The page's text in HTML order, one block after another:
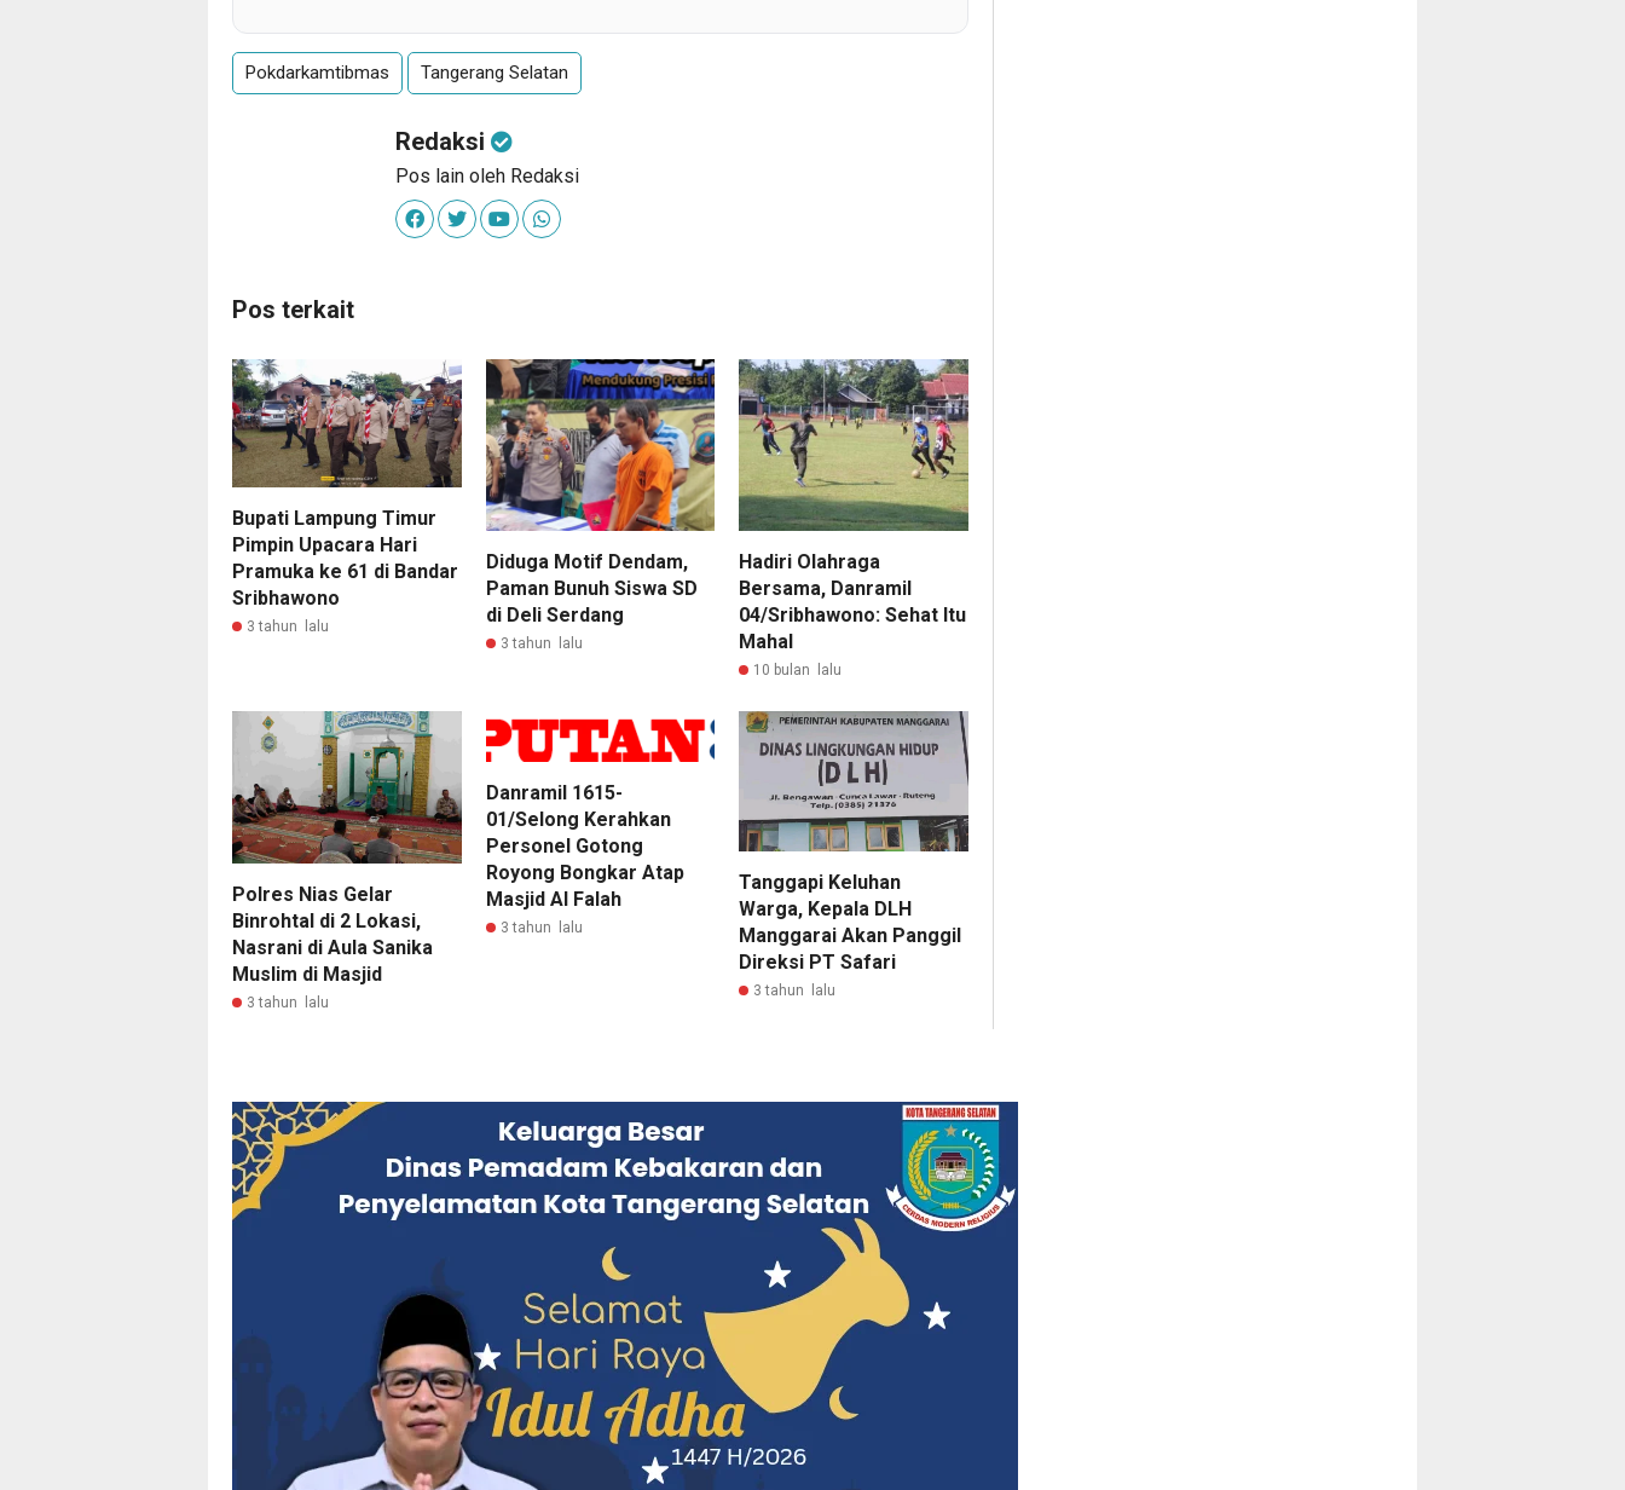
Pokdarkamtibmas Tangerang Selatan
Redaksi
Pos lain oleh Redaksi
Pos terkait
Bupati Lampung Timur
Pimpin Upacara Hari
Pramuka ke 61 di Bandar
Sribhawono
3 tahun lalu
Diduga Motif Dendam,
Paman Bunuh Siswa SD
di Deli Serdang
3 tahun lalu
Hadiri Olahraga
Bersama, Danramil
04/Sribhawono: Sehat Itu
Mahal
10 bulan lalu
Polres Nias Gelar
Binrohtal di 2 Lokasi,
Nasrani di Aula Sanika
Muslim di Masjid
3 tahun lalu
Danramil 1615-
01/Selong Kerahkan
Personel Gotong
Royong Bongkar Atap
Masjid Al Falah
3 tahun lalu
Tanggapi Keluhan
Warga, Kepala DLH
Manggarai Akan Panggil
Direksi PT Safari
3 tahun lalu